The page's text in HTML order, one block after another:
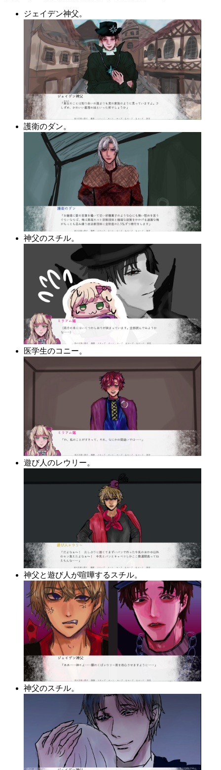
ジェイデン神父。
護衛のダン。
神父のスチル。
医学生のコニー。
遊び人のレウリー。
神父と遊び人が喧嘩するスチル。
神父のスチル。